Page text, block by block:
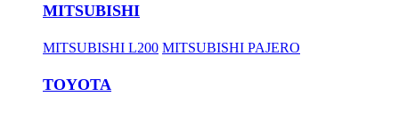
MITSUBISHI
MITSUBISHI L200 MITSUBISHI PAJERO
TOYOTA